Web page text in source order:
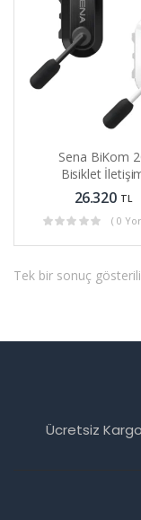
Sena BiKom
Bisiklet
Sistemi 20 Gram
Ağırlığında
26.320 TL
( 0
Tek bir sonuç
Ücretsiz